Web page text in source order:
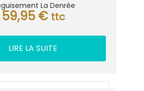
La Denrée
59,95 € ttc
LIRE LA SUITE